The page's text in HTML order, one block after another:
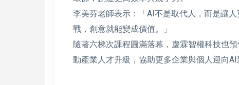
李美芬老師表示：「AI不是取代人，而是讓
戰，創意就能變成價值。」
隨著六梯次課程圓滿落幕，慶霖智權科技也
動產業人才升級，協助更多企業與個人迎向AI